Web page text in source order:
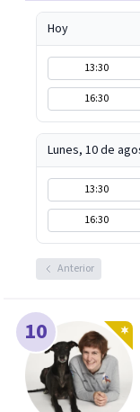
Hoy
13:30
16:30
Lunes, 10 de
13:30
16:30
Anterior
10